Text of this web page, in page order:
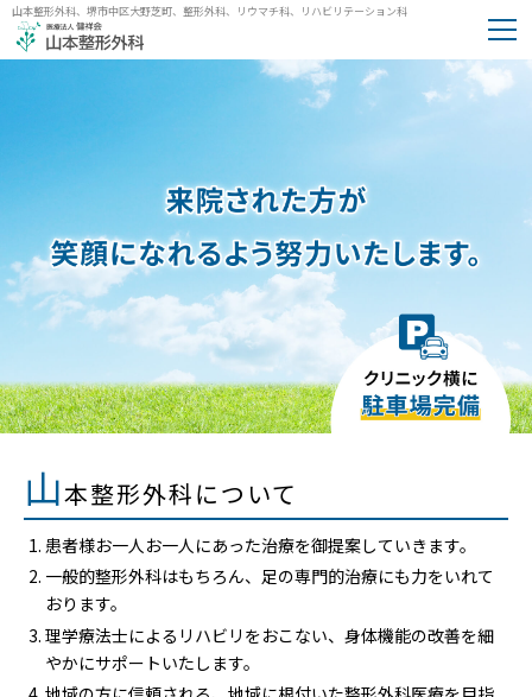
山本整形外科、堺市中区大野芝町、整形外科、リウマチ科、リハビリテーション科
山本整形外科について
患者様お一人お一人にあった治療を御提案していきます。
一般的整形外科はもちろん、足の専門的治療にも力をいれて
おります。
理学療法士によるリハビリをおこない、身体機能の改善を細
やかにサポートいたします。